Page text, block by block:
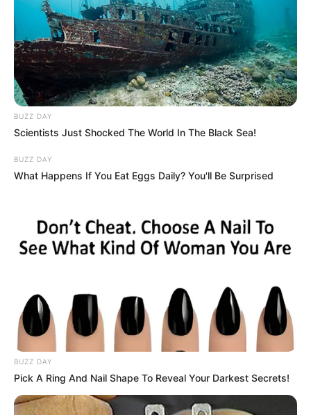
BUZZ DAY
Scientists Just Shocked The World In The Black Sea!
BUZZ DAY
What Happens If You Eat Eggs Daily? You'll Be Surprised
BUZZ DAY
Pick A Ring And Nail Shape To Reveal Your Darkest Secrets!